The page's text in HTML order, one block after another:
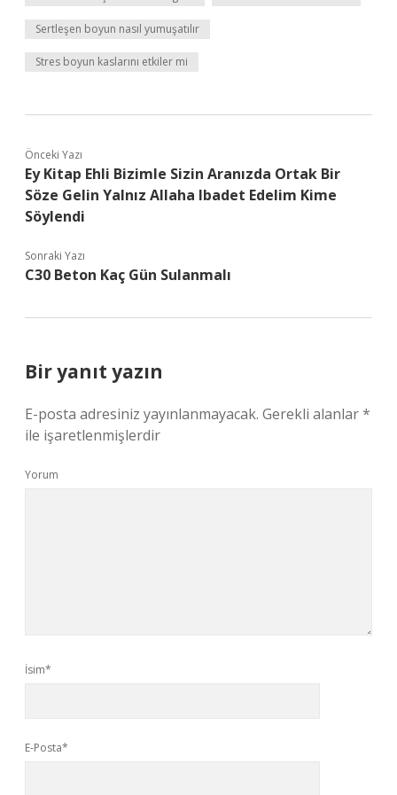
Sertleşen boyun nasıl yumuşatılır
Stres boyun kaslarını etkiler mi
Önceki Yazı
Ey Kitap Ehli Bizimle Sizin Aranızda Ortak Bir
Söze Gelin Yalnız Allaha Ibadet Edelim Kime
Söylendi
Sonraki Yazı
C30 Beton Kaç Gün Sulanmalı
Bir yanıt yazın
E-posta adresiniz yayınlanmayacak. Gerekli alanlar*
ile işaretlenmişlerdir
Yorum
İsim*
E-Posta*